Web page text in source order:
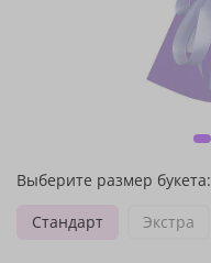
Выберите размер букета:
Стандарт
Экстра